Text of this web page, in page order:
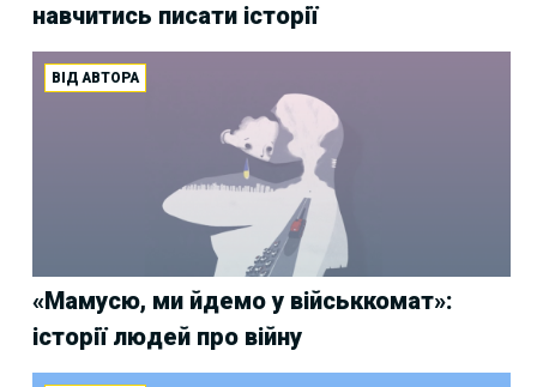
навчитись писати історії
ВІД АВТОРА
«Мамусю, ми йдемо у військкомат»:
історії людей про війну